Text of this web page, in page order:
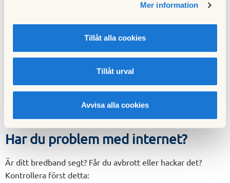
Mer information
Tillåt alla cookies
Tillåt urval
Avvisa alla cookies
din router ska vara utrustade med
antivirus-/säkerhetsprogram som uppdateras regelbundet
(Windows har även ett inbyggt sådant program).
I vårt interna nät och på Internet har du en egen, unik IP-
adress som är möjlig att knyta till din lägenhet. Följ lagar
och god sed. Du får inte försöka få tillgång till föreningens
Har du problem med internet?
Är ditt bredband segt? Får du avbrott eller hackar det?
Kontrollera först detta: